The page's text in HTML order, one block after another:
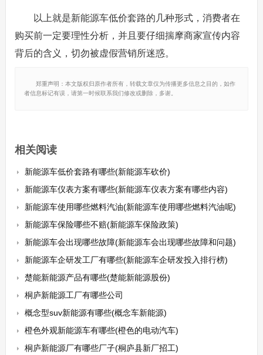
以上就是新能源车低价套路的几种形式，消费者在
购买前一定要理性分析，并且要仔细揣摩商家宣传内容
背后的含义，切勿被虚假营销所迷惑。
郑重声明：本文版权归原作者所有，转载文章仅为传播更多信息之目的，如作
者信息标记有误，请第一时候联系我们修改或删除，多谢。
相关阅读
新能源车低价套路有哪些(新能源车砍价)
新能源车仪表方案有哪些(新能源车仪表方案有哪些内容)
新能源车使用哪些燃料汽油(新能源车使用哪些燃料汽油呢)
新能源车保险哪些不赔(新能源车保险政策)
新能源车会出现哪些故障(新能源车会出现哪些故障和问题)
新能源车企研发工厂有哪些(新能源车企研发投入排行榜)
楚能新能源产品有哪些(楚能新能源股份)
桐庐新能源工厂有哪些公司
概念型suv新能源有哪些(概念车新能源)
橙色外观新能源车有哪些(橙色的电动汽车)
桐庐新能源厂有哪些厂子(桐庐县新厂招工)